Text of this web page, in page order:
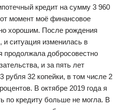
кредит на сумму 3 960
момент моё финансовое
хорошим. После рождения
ситуация изменилась в
продолжала добросовестно
и за пять лет
рубля 32 копейки, в том числе 2
В октябре 2019 года я
по кредиту больше не могла. В